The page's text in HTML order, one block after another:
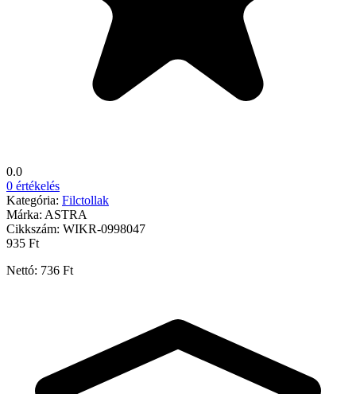
0.0
0 értékelés
Kategória: Filctollak
Márka: ASTRA
Cikkszám: WIKR-0998047
935 Ft
Nettó: 736 Ft